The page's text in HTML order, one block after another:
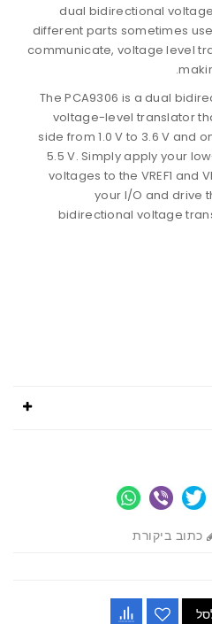
dual bidirectional
different parts sometimes
communicate, voltage level
The PCA9306 is a dual
voltage-level translator
side from 1.0 V to 3.6 V and
5.5 V. Simply apply your
voltages to the VREF1 and
your I/O and drive
bidirectional voltage
כתוב ביקורת